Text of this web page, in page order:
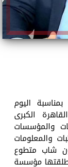
اليوم
الكبرى
والمؤسسات
والمعلومات
شاب متطوع
مؤسسة